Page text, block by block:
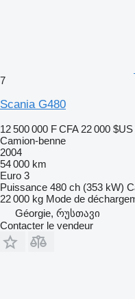
7
Scania G480
12 500 000 F CFA 22 000 $US
Camion-benne
2004
54 000 km
Euro 3
Puissance 480 ch (353 kW)
22 000 kg Mode de
Géorgie, რუსთავი
Contacter le vendeur